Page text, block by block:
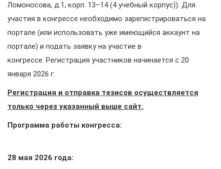
Ломоносова, д.1, корп. 13–14 (4 учебный корпус)). Для
участия в конгрессе необходимо зарегистрироваться на
портале (или использовать уже имеющийся аккаунт на
портале) и подать заявку на участие в
конгрессе. Регистрация участников начинается с 20
января 2026 г.
Регистрация и отправка тезисов осуществляется
только через указанный выше сайт.
Программа работы конгресса:
28 мая 2026 года: